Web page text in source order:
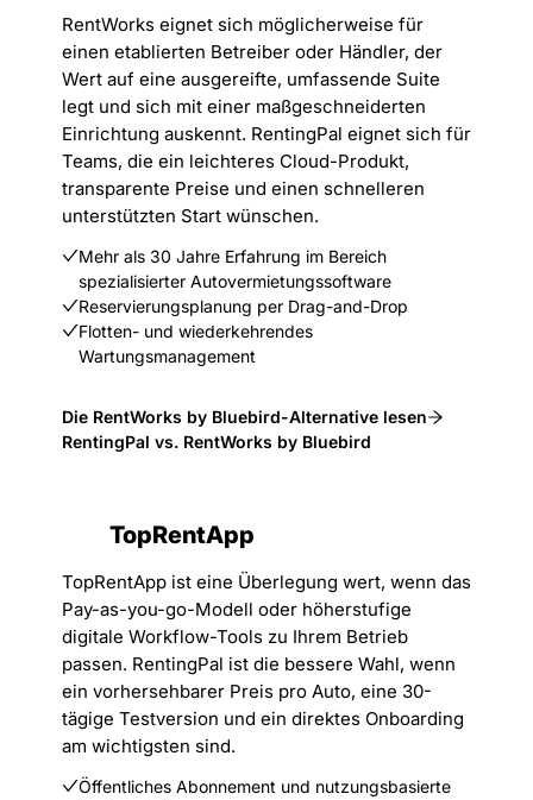
RentWorks eignet sich möglicherweise für
einen etablierten Betreiber oder Händler, der
Wert auf eine ausgereifte, umfassende Suite
legt und sich mit einer maßgeschneiderten
Einrichtung auskennt. RentingPal eignet sich für
Teams, die ein leichteres Cloud-Produkt,
transparente Preise und einen schnelleren
unterstützten Start wünschen.
Mehr als 30 Jahre Erfahrung im Bereich
spezialisierter Autovermietungssoftware
Reservierungsplanung per Drag-and-Drop
Flotten- und wiederkehrendes
Wartungsmanagement
Die RentWorks by Bluebird-Alternative lesen
RentingPal vs. RentWorks by Bluebird
TopRentApp
TopRentApp ist eine Überlegung wert, wenn das
Pay-as-you-go-Modell oder höherstufige
digitale Workflow-Tools zu Ihrem Betrieb
passen. RentingPal ist die bessere Wahl, wenn
ein vorhersehbarer Preis pro Auto, eine 30-
tägige Testversion und ein direktes Onboarding
am wichtigsten sind.
Öffentliches Abonnement und nutzungsbasierte